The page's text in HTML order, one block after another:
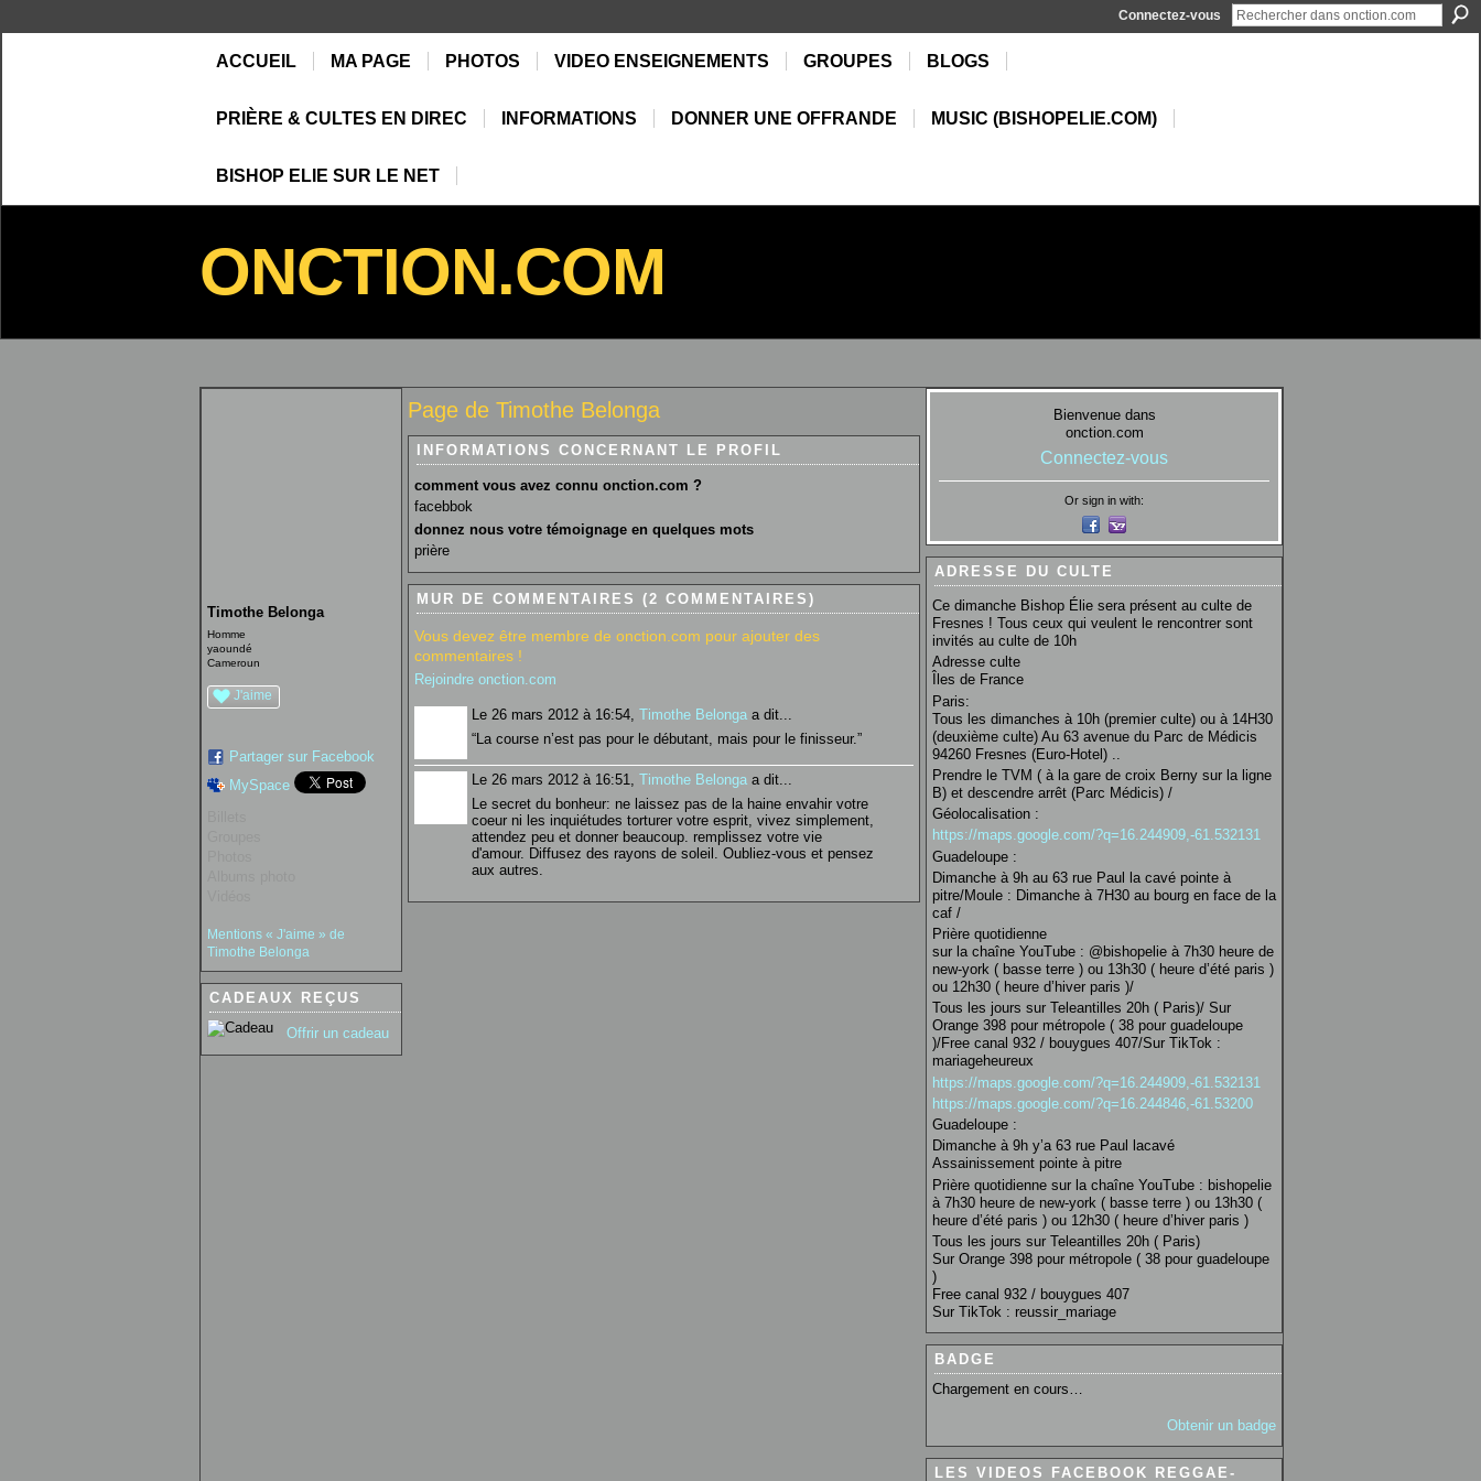
Connectez-vous
ACCUEIL MA PAGE PHOTOS VIDEO ENSEIGNEMENTS GROUPES BLOGS
PRIÈRE & CULTES EN DIREC INFORMATIONS DONNER UNE OFFRANDE MUSIC (BISHOPELIE.COM)
BISHOP ELIE SUR LE NET
ONCTION.COM
Timothe Belonga
Homme
yaoundé
Cameroun
J'aime
Partager sur Facebook
MySpace
Mentions « J'aime » de
Timothe Belonga
CADEAUX REÇUS
Offrir un cadeau
Page de Timothe Belonga
INFORMATIONS CONCERNANT LE PROFIL
comment vous avez connu onction.com ?
facebbok
donnez nous votre témoignage en quelques mots
prière
MUR DE COMMENTAIRES (2 COMMENTAIRES)
Vous devez être membre de onction.com pour ajouter des
commentaires !
Rejoindre onction.com
Le 26 mars 2012 à 16:54, Timothe Belonga a dit...
“La course n’est pas pour le débutant, mais pour le finisseur.”
Le 26 mars 2012 à 16:51, Timothe Belonga a dit...
Le secret du bonheur: ne laissez pas de la haine envahir votre
coeur ni les inquiétudes torturer votre esprit, vivez simplement,
attendez peu et donner beaucoup. remplissez votre vie
d'amour. Diffusez des rayons de soleil. Oubliez-vous et pensez
aux autres.
Bienvenue dans
onction.com
Connectez-vous
Or sign in with:
ADRESSE DU CULTE
Ce dimanche Bishop Élie sera présent au culte de
Fresnes ! Tous ceux qui veulent le rencontrer sont
invités au culte de 10h
Adresse culte
Îles de France
Paris:
Tous les dimanches à 10h (premier culte) ou à 14H30
(deuxième culte) Au 63 avenue du Parc de Médicis
94260 Fresnes (Euro-Hotel) ..
Prendre le TVM ( à la gare de croix Berny sur la ligne
B) et descendre arrêt (Parc Médicis) /
Géolocalisation :
https://maps.google.com/?q=16.244909,-61.532131
Guadeloupe :
Dimanche à 9h au 63 rue Paul la cavé pointe à
pitre/Moule : Dimanche à 7H30 au bourg en face de la
caf /
Prière quotidienne
sur la chaîne YouTube : @bishopelie à 7h30 heure de
new-york ( basse terre ) ou 13h30 ( heure d’été paris )
ou 12h30 ( heure d’hiver paris )/
Tous les jours sur Teleantilles 20h ( Paris)/ Sur
Orange 398 pour métropole ( 38 pour guadeloupe
)/Free canal 932 / bouygues 407/Sur TikTok :
mariageheureux
https://maps.google.com/?q=16.244909,-61.532131
https://maps.google.com/?q=16.244846,-61.53200
Guadeloupe :
Dimanche à 9h y’a 63 rue Paul lacavé
Assainissement pointe à pitre
Prière quotidienne sur la chaîne YouTube : bishopelie
à 7h30 heure de new-york ( basse terre ) ou 13h30 (
heure d’été paris ) ou 12h30 ( heure d’hiver paris )
Tous les jours sur Teleantilles 20h ( Paris)
Sur Orange 398 pour métropole ( 38 pour guadeloupe
)
Free canal 932 / bouygues 407
Sur TikTok : reussir_mariage
BADGE
Chargement en cours…
Obtenir un badge
LES VIDEOS FACEBOOK REGGAE-